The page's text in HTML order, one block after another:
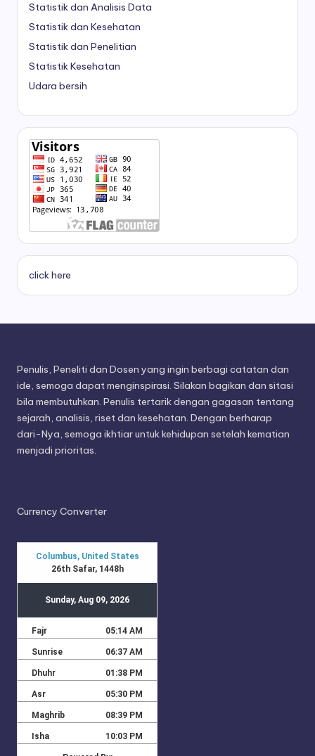
Statistik dan Analisis Data
Statistik dan Kesehatan
Statistik dan Penelitian
Statistik Kesehatan
Udara bersih
click here
Penulis, Peneliti dan Dosen yang ingin berbagi catatan dan
ide, semoga dapat menginspirasi. Silakan bagikan dan sitasi
bila membutuhkan. Penulis tertarik dengan gagasan tentang
sejarah, analisis, riset dan kesehatan. Dengan berharap
dari-Nya, semoga ikhtiar untuk kehidupan setelah kematian
menjadi prioritas.
Currency Converter